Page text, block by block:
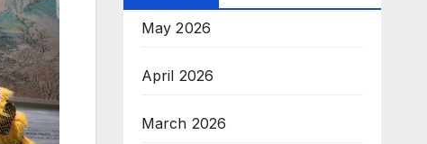
May 2026
April 2026
March 2026